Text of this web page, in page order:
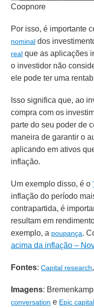
Coopnore
Por isso, é importante
nominal dos
real que as aplicações
o investidor não
ele pode ter uma
Isso significa que, ao
compra com os
parte do seu poder de
maneira de garantir o
aplicando em ativos
inflação.
Um exemplo disso, é o
inflação do período
contrapartida, é
resultam em
exemplo, a poupança.
acima da inflação –
Fontes:Capital research
Imagens:
conversation e Epic capital